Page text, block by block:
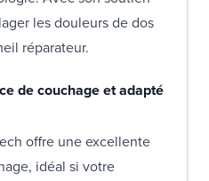
les douleurs de dos
réparateur.
de couchage et adapté
offre une excellente
idéal si votre